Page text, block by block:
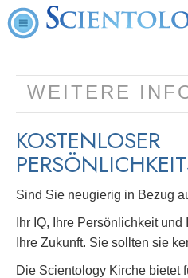
WEITERE
KOSTENLOSER
Sind Sie neugierig in Bezug
Ihr IQ, Ihre Persönlichkeit
Ihre Zukunft. Sie sollten sie
Die Scientology Kirche bietet